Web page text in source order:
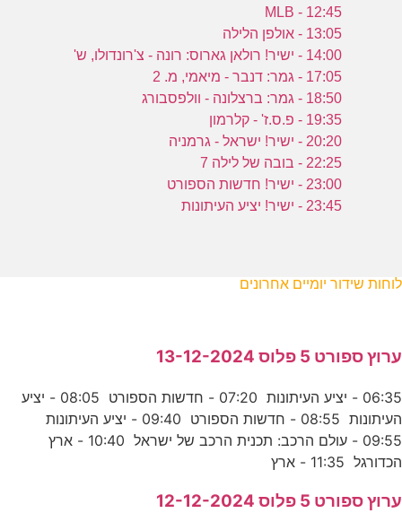
12:45 - MLB
13:05 - אולפן הלילה
14:00 - ישיר! רולאן גארוס: רונה - צ'רונדולו, ש'
17:05 - גמר: דנבר - מיאמי, מ. 2
18:50 - גמר: ברצלונה - וולפסבורג
19:35 - פ.ס.ז' - קלרמון
20:20 - ישיר! ישראל - גרמניה
22:25 - בובה של לילה 7
23:00 - ישיר! חדשות הספורט
23:45 - ישיר! יציע העיתונות
לוחות שידור יומיים אחרונים
ערוץ ספורט 5 פלוס 13-12-2024
06:35 - יציע העיתונות 07:20 - חדשות הספורט 08:05 - יציע
העיתונות 08:55 - חדשות הספורט 09:40 - יציע העיתונות
09:55 - עולם הרכב: תכנית הרכב של ישראל 10:40 - ארץ
הכדורגל 11:35 - ארץ
ערוץ ספורט 5 פלוס 12-12-2024